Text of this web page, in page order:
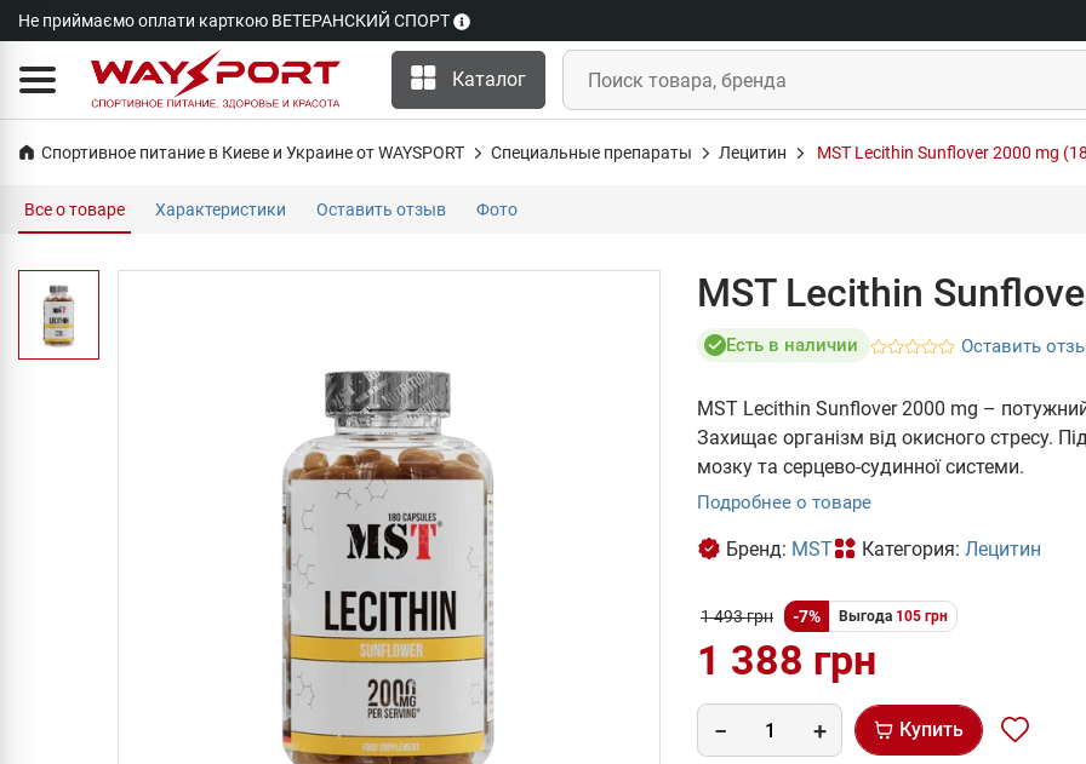
Не приймаємо оплати карткою ВЕТЕРАНСКИЙ СПОРТ
Каталог
Спортивное питание в Киеве и Украине от WAYSPORT Специальные препараты Лецитин MST Lecithin Sunflover 2000 mg
Все о товаре Характеристики Оставить отзыв Фото
MST Lecithin
Есть в наличии Оставить
MST Lecithin Sunflover 2000 mg –
Захищає організм від окисного стресу.
мозку та серцево-судинної системи.
Подробнее о товаре
Бренд: MST Категория: Лецитин
1 493 грн -7% Выгода 105 грн
1 388 грн
Купить